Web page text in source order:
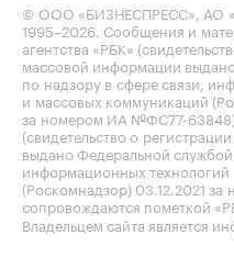
© ООО «БИЗНЕСПРЕСС», АО
1995–2026. Сообщения и
агентства «РБК»
массовой информации
по надзору в сфере связи,
и массовых коммуникаций
за номером ИА №ФС77-63848)
(свидетельство о
выдано Федеральной
информационных
(Роскомнадзор) 03.12.2021
сопровождаются пометкой
Владельцем сайта является